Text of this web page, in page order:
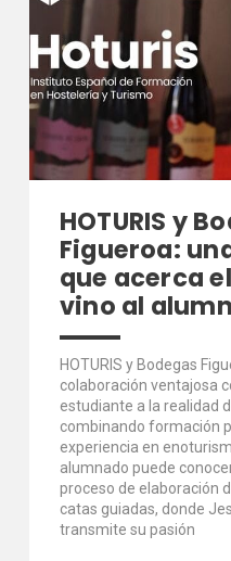
HOTURIS y
Figueroa:
que acerca
vino al
HOTURIS y Bodegas
colaboración ventajosa
estudiante a la realidad
combinando formación
experiencia en
alumnado puede
proceso de elaboración
catas guiadas, donde
transmite su pasión